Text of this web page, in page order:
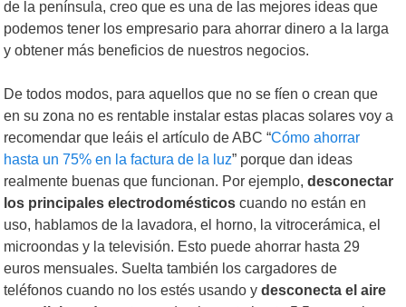
de la península, creo que es una de las mejores ideas que
podemos tener los empresario para ahorrar dinero a la larga
y obtener más beneficios de nuestros negocios.
De todos modos, para aquellos que no se fíen o crean que
en su zona no es rentable instalar estas placas solares voy a
recomendar que leáis el artículo de ABC “Cómo ahorrar
hasta un 75% en la factura de la luz” porque dan ideas
realmente buenas que funcionan. Por ejemplo,desconectar
los principales electrodomésticos cuando no están en
uso, hablamos de la lavadora, el horno, la vitrocerámica, el
microondas y la televisión. Esto puede ahorrar hasta 29
euros mensuales. Suelta también los cargadores de
teléfonos cuando no los estés usando ydesconecta el aire